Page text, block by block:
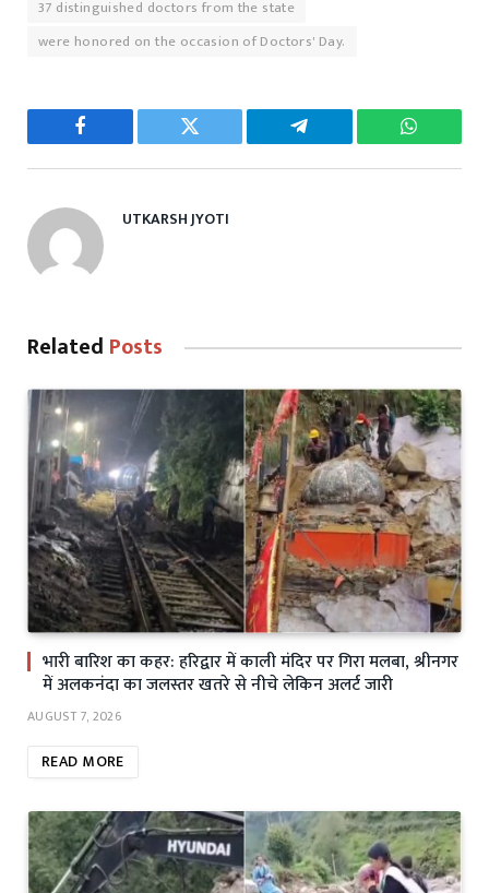
37 distinguished doctors from the state
were honored on the occasion of Doctors' Day.
Facebook Twitter Telegram
UTKARSH JYOTI
Related Posts
भारी बारिश का कहर: हरिद्वार में काली मंदिर पर गिरा मलबा, श्रीनगर
में अलकनंदा का जलस्तर खतरे से नीचे लेकिन अलर्ट जारी
AUGUST 7, 2026
READ MORE